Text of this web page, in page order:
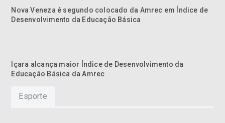
Nova Veneza é segundo colocado da Amrec em Índice de
Desenvolvimento da Educação Básica
Içara alcança maior Índice de Desenvolvimento da
Educação Básica da Amrec
Esporte